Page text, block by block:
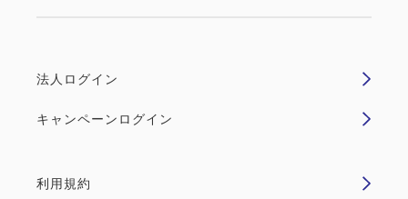
法人ログイン
キャンペーンログイン
利用規約